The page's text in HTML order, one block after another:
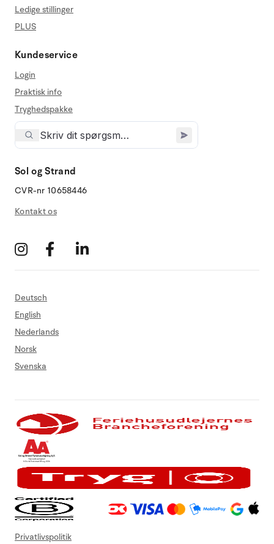
Ledige stillinger
PLUS
Kundeservice
Login
Praktisk info
Tryghedspakke
Sol og Strand
CVR-nr 10658446
Kontakt os
Deutsch
English
Nederlands
Norsk
Svenska
Privatlivspolitik